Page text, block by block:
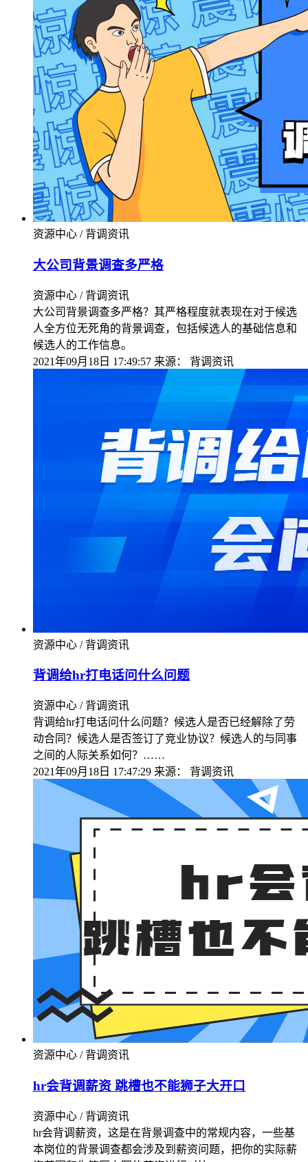
资源中心 / 背调资讯
大公司背景调查多严格
资源中心 / 背调资讯
大公司背景调查多严格？其严格程度就表现在对于候选
人全方位无死角的背景调查，包括候选人的基础信息和
候选人的工作信息。
2021年09月18日 17:49:57 来源： 背调资讯
资源中心 / 背调资讯
背调给hr打电话问什么问题
资源中心 / 背调资讯
背调给hr打电话问什么问题？候选人是否已经解除了劳
动合同？候选人是否签订了竞业协议？候选人的与同事
之间的人际关系如何？……
2021年09月18日 17:47:29 来源： 背调资讯
资源中心 / 背调资讯
hr会背调薪资 跳槽也不能狮子大开口
资源中心 / 背调资讯
hr会背调薪资，这是在背景调查中的常规内容，一些基
本岗位的背景调查都会涉及到薪资问题，把你的实际薪